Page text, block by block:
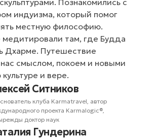
Познакомились с
индуизма, который помог
местную философию.
медитировали там, где Будда
Дхарме. Путешествие
смыслом, покоем и новыми
и вере.
Ситников
клуба Karmatravel, автор
проекта Karmalogic®,
доктор наук
Гундерина